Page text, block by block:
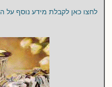
לחצו כאן לקבלת מידע נוסף על